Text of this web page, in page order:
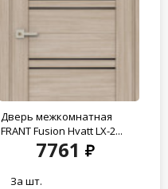
Дверь межкомнатная
FRANT Fusion Hyatt LX-2...
7761
За шт.